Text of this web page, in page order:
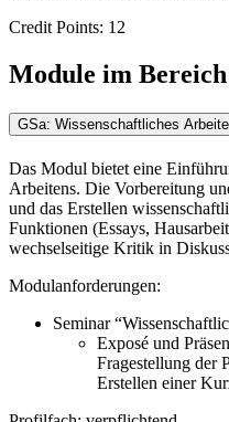
Credit Points: 12
Module im
GSa: Wissenschaftliches
Das Modul bietet eine
Arbeitens. Die Vorbereitung
und das Erstellen
Funktionen (Essays,
wechselseitige Kritik in
Modulanforderungen:
Seminar
Exposé und
Fragestellung der
Erstellen einer